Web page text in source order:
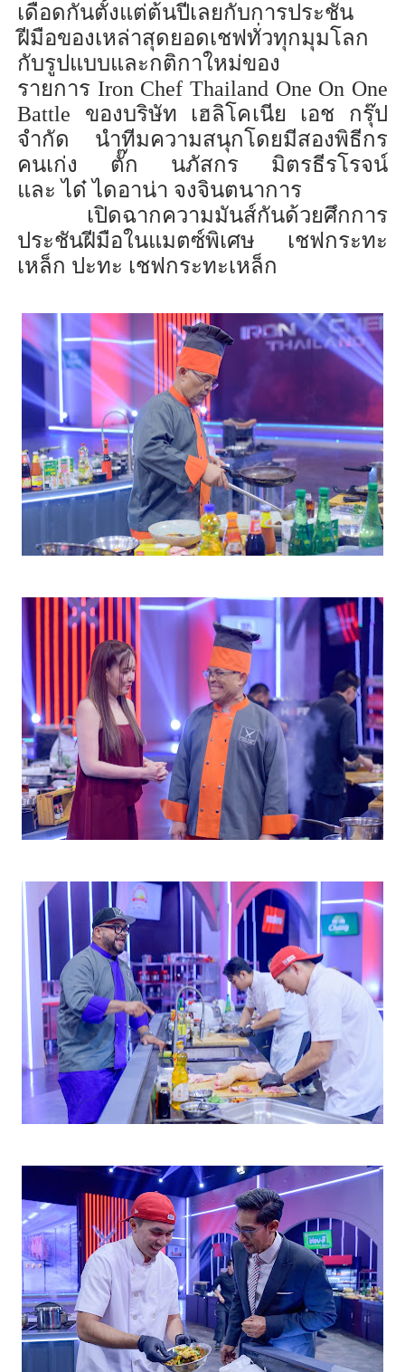
เดือดกันตั้งแต่ต้นปีเลยกับการประชัน
ฝีมือของเหล่าสุดยอดเชฟทั่วทุกมุมโลก
กับรูปแบบและกติกาใหม่ของ
รายการ Iron Chef Thailand One On One
Battle ของบริษัท เฮลิโคเนีย เอช กรุ๊ป
จำกัด นำทีมความสนุกโดยมีสองพิธีกร
คนเก่ง ตั๊ก นภัสกร มิตรธีรโรจน์
และ ได๋ ไดอาน่า จงจินตนาการ
เปิดฉากความมันส์กันด้วยศึกการ
ประชันฝีมือในแมตซ์พิเศษ เชฟกระทะ
เหล็ก ปะทะ เชฟกระทะเหล็ก